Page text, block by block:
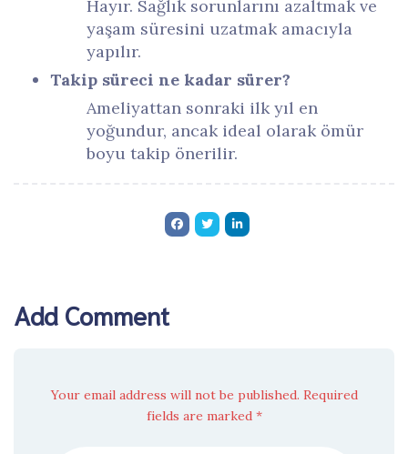
Hayır. Sağlık sorunlarını azaltmak ve
yaşam süresini uzatmak amacıyla
yapılır.
Takip süreci ne kadar sürer?
Ameliyattan sonraki ilk yıl en
yoğundur, ancak ideal olarak ömür
boyu takip önerilir.
Add Comment
Your email address will not be published. Required
fields are marked *